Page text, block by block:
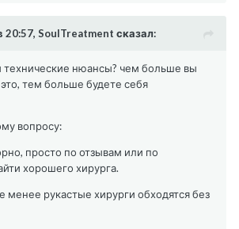
20:57, SoulTreatment сказал:
нюансы? чем больше вы
это, тем больше будете себя
вопросу:
просто по отзывам или по
хорошего хирурга.
менее рукастые хирурги обходятся без